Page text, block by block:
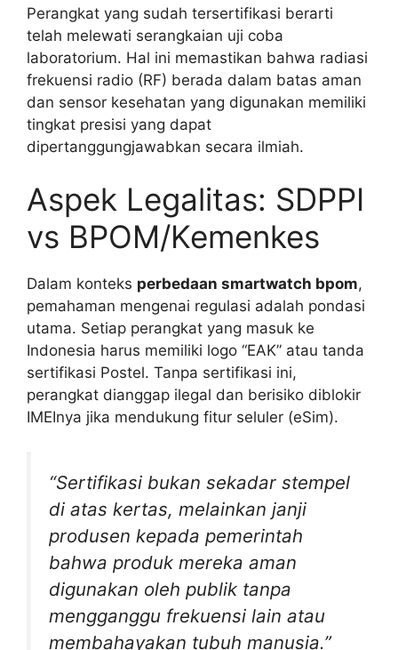
Perangkat yang sudah tersertifikasi berarti
telah melewati serangkaian uji coba
laboratorium. Hal ini memastikan bahwa radiasi
frekuensi radio (RF) berada dalam batas aman
dan sensor kesehatan yang digunakan memiliki
tingkat presisi yang dapat
dipertanggungjawabkan secara ilmiah.
Aspek Legalitas: SDPPI
vs BPOM/Kemenkes
Dalam konteks perbedaan smartwatch bpom,
pemahaman mengenai regulasi adalah pondasi
utama. Setiap perangkat yang masuk ke
Indonesia harus memiliki logo “EAK” atau tanda
sertifikasi Postel. Tanpa sertifikasi ini,
perangkat dianggap ilegal dan berisiko diblokir
IMEInya jika mendukung fitur seluler (eSim).
“Sertifikasi bukan sekadar stempel
di atas kertas, melainkan janji
produsen kepada pemerintah
bahwa produk mereka aman
digunakan oleh publik tanpa
mengganggu frekuensi lain atau
membahayakan tubuh manusia.”